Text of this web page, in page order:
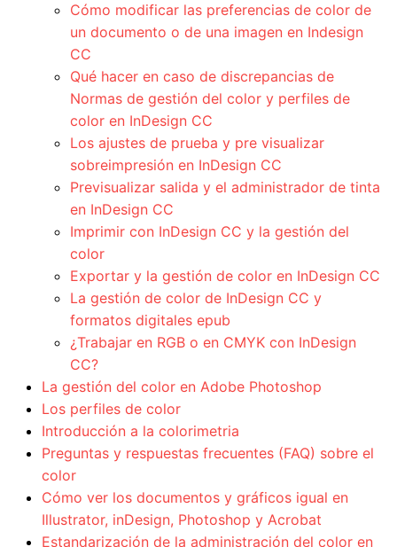
Cómo modificar las preferencias de color de
un documento o de una imagen en Indesign
CC
Qué hacer en caso de discrepancias de
Normas de gestión del color y perfiles de
color en InDesign CC
Los ajustes de prueba y pre visualizar
sobreimpresión en InDesign CC
Previsualizar salida y el administrador de tinta
en InDesign CC
Imprimir con InDesign CC y la gestión del
color
Exportar y la gestión de color en InDesign CC
La gestión de color de InDesign CC y
formatos digitales epub
¿Trabajar en RGB o en CMYK con InDesign
CC?
La gestión del color en Adobe Photoshop
Los perfiles de color
Introducción a la colorimetria
Preguntas y respuestas frecuentes (FAQ) sobre el
color
Cómo ver los documentos y gráficos igual en
Illustrator, inDesign, Photoshop y Acrobat
Estandarización de la administración del color en